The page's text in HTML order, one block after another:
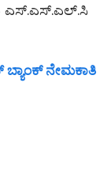
ಎಸ್.ಎಸ್.ಎಲ್.ಸಿ
ನೇಮಕಾತಿ